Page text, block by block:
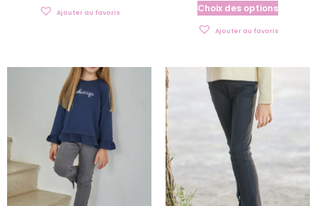
Ajouter au favoris Choix des options
Ajouter au favoris